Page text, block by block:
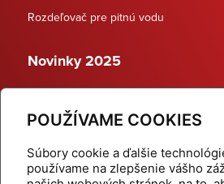
POUŽÍVAME COOKIES
Súbory cookie a ďalšie
používame na zlepšenie vášho
Rozdeľovač pre pitnú vodu
Novinky 2025
Dynamické termostatické ventily